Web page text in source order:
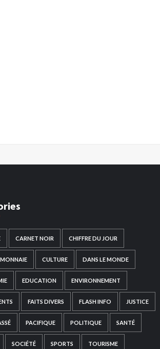
CARNET NOIR CHIFFRE DU JOUR
CULTURE DANS LE MONDE
EDUCATION ENVIRONNEMENT
FAITS DIVERS FLASH INFO JUSTICE
PACIFIQUE POLITIQUE SANTÉ
SOCIÉTÉ SPORTS TOURISME